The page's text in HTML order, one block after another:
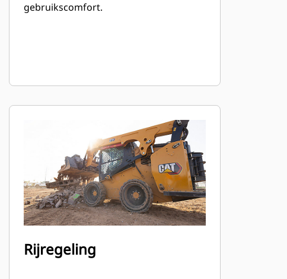
gebruikscomfort.
Rijregeling